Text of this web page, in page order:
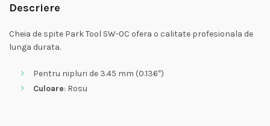
Descriere
Cheia de spite Park Tool SW-0C ofera o calitate profesionala de
lunga durata.
Pentru nipluri de 3.45 mm (0.136″)
Culoare: Rosu